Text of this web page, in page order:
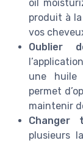
oil
produit à
vos
Oublier
une huile
permet
maintenir
Changer
plusieurs